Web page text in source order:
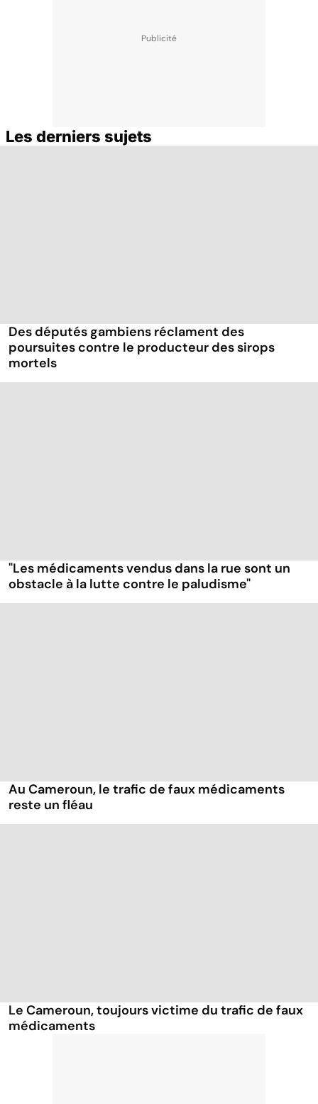
Les derniers sujets
Des députés gambiens réclament des
poursuites contre le producteur des sirops
mortels
"Les médicaments vendus dans la rue sont un
obstacle à la lutte contre le paludisme"
Au Cameroun, le trafic de faux médicaments
reste un fléau
Le Cameroun, toujours victime du trafic de faux
médicaments